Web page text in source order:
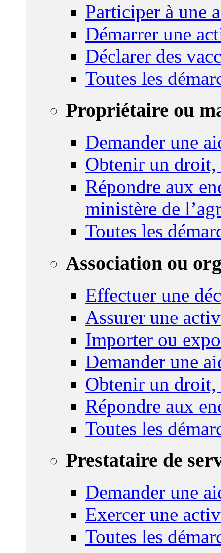
Participer à une
Démarrer une
Déclarer des
Toutes les
Propriétaire ou
Demander une
Obtenir un droit,
Répondre aux
ministère de
Toutes les
Association ou
Effectuer une
Assurer une
Importer ou
Demander une
Obtenir un droit,
Répondre aux
Toutes les
Prestataire de
Demander une
Exercer une
Toutes les